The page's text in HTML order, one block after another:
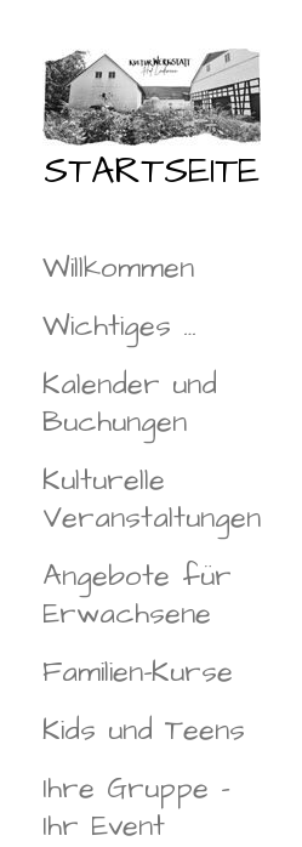
STARTSEITE
Willkommen
Wichtiges …
Kalender und
Buchungen
Kulturelle
Veranstaltungen
Angebote für
Erwachsene
Familien-Kurse
Kids und Teens
Ihre Gruppe –
Ihr Event